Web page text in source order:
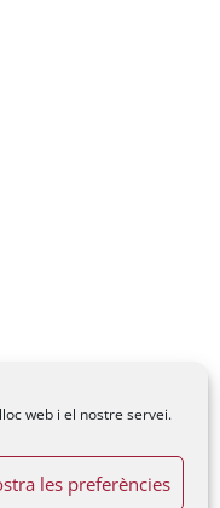
web i el nostre servei.
les preferències